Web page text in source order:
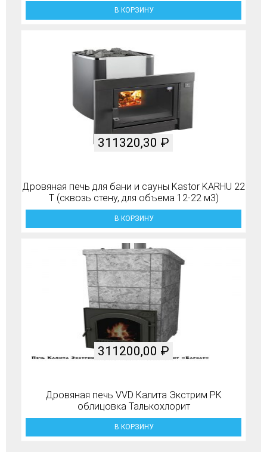
В КОРЗИНУ
Дровяная печь для бани и сауны Kastor KARHU 22
T (сквозь стену, для объема 12-22 м3)
311320,30 ₽
В КОРЗИНУ
Дровяная печь VVD Калита Экстрим РК
облицовка Талькохлорит
311200,00 ₽
В КОРЗИНУ